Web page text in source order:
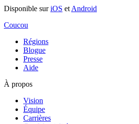
Disponible suriOS et Android
Coucou
Régions
Blogue
Presse
Aide
À propos
Vision
Équipe
Carrières